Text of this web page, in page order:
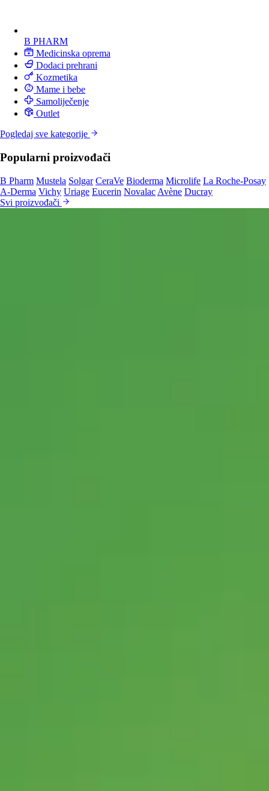
B PHARM
Medicinska oprema
Dodaci prehrani
Kozmetika
Mame i bebe
Samoliječenje
Outlet
Pogledaj sve kategorije
Popularni proizvođači
B Pharm Mustela Solgar CeraVe Bioderma Microlife La Roche-Posay
A-Derma Vichy Uriage Eucerin Novalac Avène Ducray
Svi proizvođači